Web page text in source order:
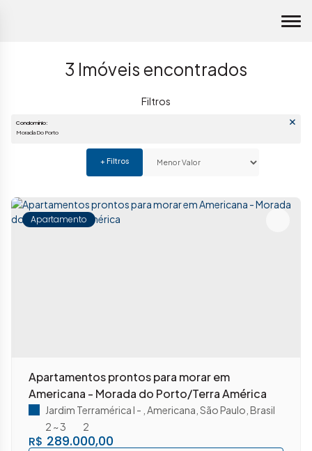
3 Imóveis encontrados
Condomínio:
Apartamento
Apartamentos prontos para morar em
Americana - Morada do Porto/Terra América
R$ 289.000,00
Jardim Terramérica I Americana São Paulo Brasil
2 ~ 3
2